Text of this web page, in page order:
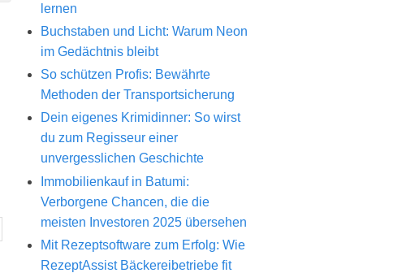
lernen
Buchstaben und Licht: Warum Neon
im Gedächtnis bleibt
So schützen Profis: Bewährte
Methoden der Transportsicherung
Dein eigenes Krimidinner: So wirst
du zum Regisseur einer
unvergesslichen Geschichte
Immobilienkauf in Batumi:
Verborgene Chancen, die die
meisten Investoren 2025 übersehen
Mit Rezeptsoftware zum Erfolg: Wie
RezeptAssist Bäckereibetriebe fit